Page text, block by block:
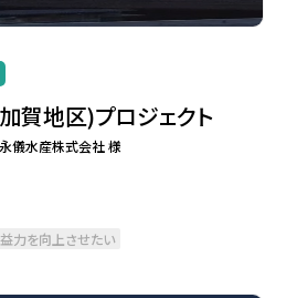
賀地区)プロジェクト
儀水産株式会社 様
力を向上させたい